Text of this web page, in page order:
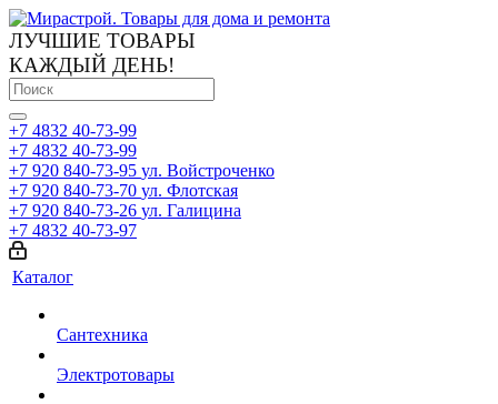
ЛУЧШИЕ ТОВАРЫ
КАЖДЫЙ ДЕНЬ!
+7 4832 40-73-99
+7 4832 40-73-99
+7 920 840-73-95 ул. Войстроченко
+7 920 840-73-70 ул. Флотская
+7 920 840-73-26 ул. Галицина
+7 4832 40-73-97
Каталог
Сантехника
Электротовары